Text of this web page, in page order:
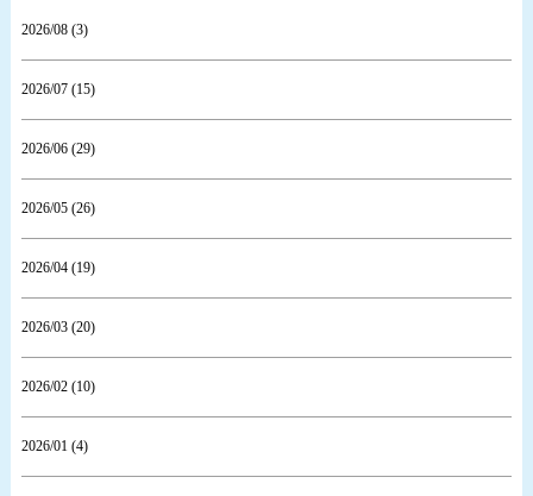
2026/08 (3)
2026/07 (15)
2026/06 (29)
2026/05 (26)
2026/04 (19)
2026/03 (20)
2026/02 (10)
2026/01 (4)